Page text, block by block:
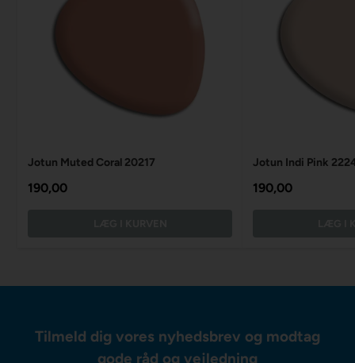
Jotun Muted Coral 20217
190,00
Jotun Indi Pink
190,00
Tilmeld dig vores nyhedsbrev og modtag
gode råd og vejledning